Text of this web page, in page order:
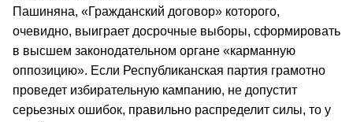
Пашиняна, «Гражданский договор» которого,
очевидно, выиграет досрочные выборы, сформировать
в высшем законодательном органе «карманную
оппозицию». Если Республиканская партия грамотно
проведет избирательную кампанию, не допустит
серьезных ошибок, правильно распределит силы, то у